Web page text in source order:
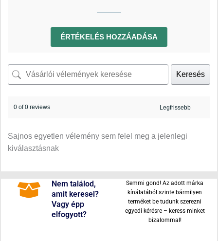
ÉRTÉKELÉS HOZZÁADÁSA
Keresés
0 of 0 reviews
Sajnos egyetlen vélemény sem felel meg a jelenlegi
kiválasztásnak
Nem találod,
amit keresel?
Vagy épp
elfogyott?
Semmi gond! Az adott márka
kínálatából szinte bármilyen
terméket be tudunk szerezni
egyedi kérésre – keress minket
bizalommal!